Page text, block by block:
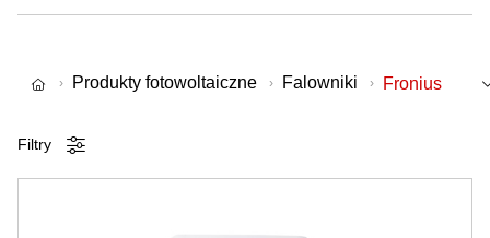
Produkty fotowoltaiczne Falowniki Fronius
Filtry